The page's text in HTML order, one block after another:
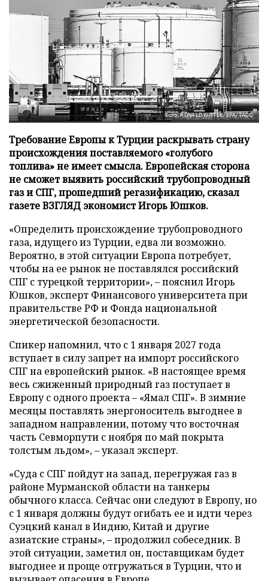
Фото: RONALD WITTEK/EPA/ТАСС
Требование Европы к Турции раскрывать страну
происхождения поставляемого «голубого
топлива» не имеет смысла. Европейская сторона
не сможет выявить российский трубопроводный
газ и СПГ, прошедший регазификацию, сказал
газете ВЗГЛЯД экономист Игорь Юшков.
«Определить происхождение трубопроводного
газа, идущего из Турции, едва ли возможно.
Вероятно, в этой ситуации Европа потребует,
чтобы на ее рынок не поставлялся российский
СПГ с турецкой территории», – пояснил Игорь
Юшков, эксперт Финансового университета при
правительстве РФ и Фонда национальной
энергетической безопасности.
Спикер напомнил, что с 1 января 2027 года
вступает в силу запрет на импорт российского
СПГ на европейский рынок. «В настоящее время
весь сжиженный природный газ поступает в
Европу с одного проекта – «Ямал СПГ». В зимние
месяцы поставлять энергоноситель выгоднее в
западном направлении, потому что восточная
часть Севморпути с ноября по май покрыта
толстым льдом», – указал эксперт.
«Суда с СПГ пойдут на запад, перегружая газ в
районе Мурманской области на танкеры
обычного класса. Сейчас они следуют в Европу, но
с 1 января должны будут огибать ее и идти через
Суэцкий канал в Индию, Китай и другие
азиатские страны», – продолжил собеседник. В
этой ситуации, заметил он, поставщикам будет
выгоднее и проще отгружаться в Турции, что и